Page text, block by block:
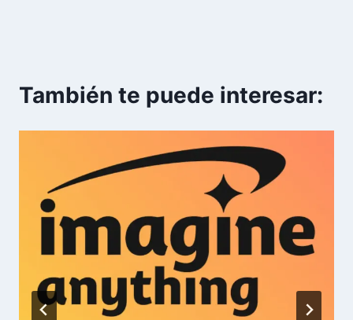
También te puede interesar: